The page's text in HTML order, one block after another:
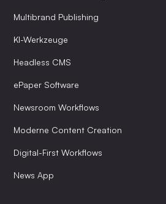
Multibrand Publishing
KI-Werkzeuge
Headless CMS
ePaper Software
Newsroom Workflows
Moderne Content Creation
Digital-First Workflows
News App